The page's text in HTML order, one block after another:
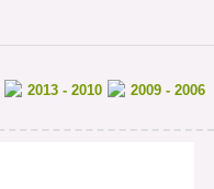
2013 - 2010
2009 - 2006